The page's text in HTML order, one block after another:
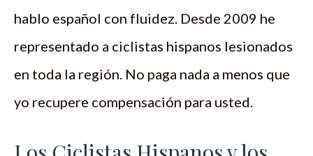
hablo español con fluidez. Desde 2009 he
representado a ciclistas hispanos lesionados
en toda la región. No paga nada a menos que
yo recupere compensación para usted.